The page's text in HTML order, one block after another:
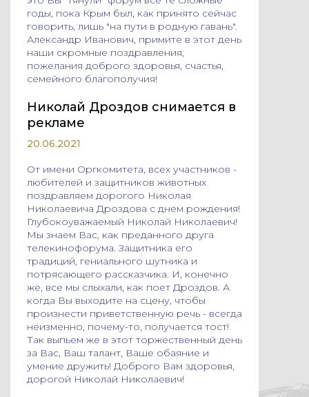
годы, пока Крым был, как принято сейчас
говорить, лишь "на пути в родную гавань".
Александр Иванович, примите в этот день
наши скромные поздравления,
пожелания доброго здоровья, счастья,
семейного благополучия!
Николай Дроздов снимается в
рекламе
20.06.2021
От имени Оргкомитета, всех участников -
любителей и защитников животных
поздравляем дорогого Николая
Николаевича Дроздова с днем рождения!
Глубокоуважаемый Николай Николаевич!
Мы знаем Вас, как преданного друга
телекинофорума. Защитника его
традиций, гениального шутника и
потрясающего рассказчика. И, конечно
же, все мы слыхали, как поет Дроздов. А
когда Вы выходите на сцену, чтобы
произнести приветственную речь - всегда
неизменно, почему-то, получается тост!
Так выпьем же в этот торжественный день
за Вас, Ваш талант, Ваше обаяние и
умение дружить! Доброго Вам здоровья,
дорогой Николай Николаевич!